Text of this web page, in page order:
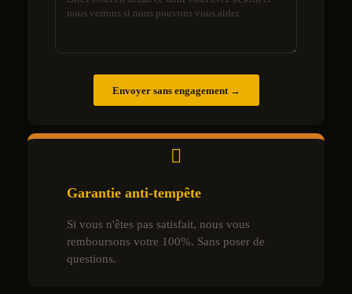
Envoyer sans engagement →
Garantie anti-tempête
Si vous n'êtes pas satisfait, nous vous
remboursons votre 100%. Sans poser de
questions.